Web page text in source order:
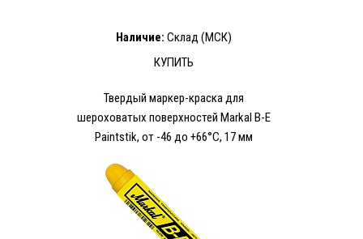
Наличие: Склад (МСК)
КУПИТЬ
Твердый маркер-краска для
шероховатых поверхностей Markal B-E
Paintstik, от -46 до +66°C, 17 мм